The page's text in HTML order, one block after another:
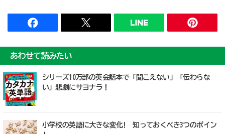
あわせて読みたい
シリーズ10万部の英会話本で「聞こえない」「伝わらな
い」悲劇にサヨナラ！
小学校の英語に大きな変化! 知っておくべき3つのポイン